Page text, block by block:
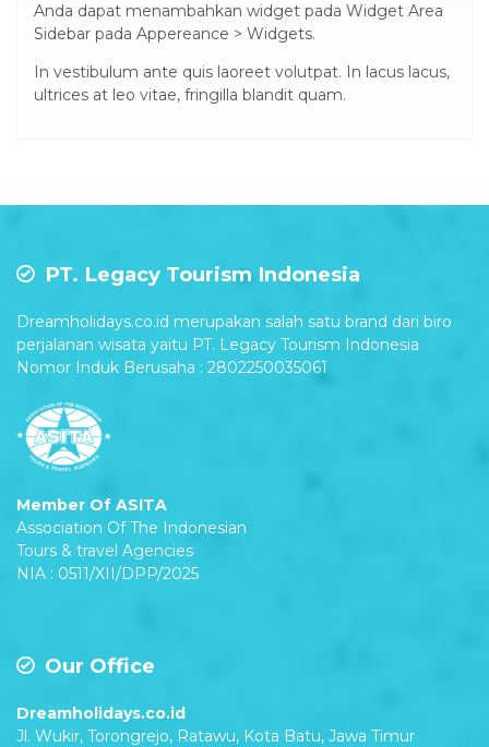
Anda dapat menambahkan widget pada Widget Area
Sidebar pada Appereance > Widgets.
In vestibulum ante quis laoreet volutpat. In lacus lacus,
ultrices at leo vitae, fringilla blandit quam.
PT. Legacy Tourism Indonesia
Dreamholidays.co.id merupakan salah satu brand dari biro
perjalanan wisata yaitu PT. Legacy Tourism Indonesia
Nomor Induk Berusaha : 2802250035061
Member Of ASITA
Association Of The Indonesian
Tours & travel Agencies
NIA : 0511/XII/DPP/2025
Our Office
Dreamholidays.co.id
Jl. Wukir, Torongrejo, Ratawu, Kota Batu, Jawa Timur